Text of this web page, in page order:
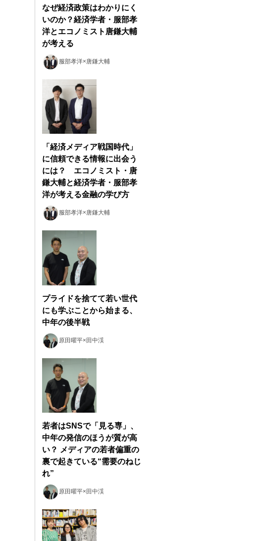
なぜ経済政策はわかりにく
いのか？経済学者・服部孝
洋とエコノミスト唐鎌大輔
が考える
服部孝洋×唐鎌大輔
「経済メディア戦国時代」
に信頼できる情報に出会う
には？ エコノミスト・唐
鎌大輔と経済学者・服部孝
洋が考える金融の学び方
服部孝洋×唐鎌大輔
プライドを捨てて若い世代
にも学ぶことから始まる、
中年の後半戦
原田曜平×田中渓
若者はSNSで「見る専」、
中年の発信のほうが質が高
い？ メディアの若者偏重の
裏で起きている“需要のねじ
れ”
原田曜平×田中渓